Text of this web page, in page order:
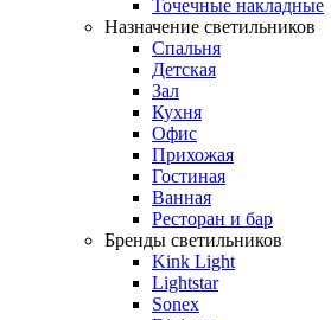
Точечные накладные
Назначение светильников
Спальня
Детская
Зал
Кухня
Офис
Прихожая
Гостиная
Ванная
Ресторан и бар
Бренды светильников
Kink Light
Lightstar
Sonex